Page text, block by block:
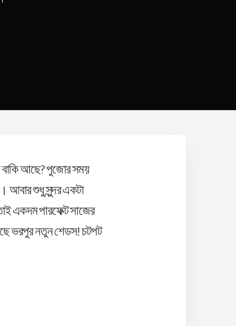
আছে? পুজোর সময়
আবার শুধু সুন্দর একটা
একদম পারফেক্ট সাজের
ভরপুর নতুন শেডস! চটপট